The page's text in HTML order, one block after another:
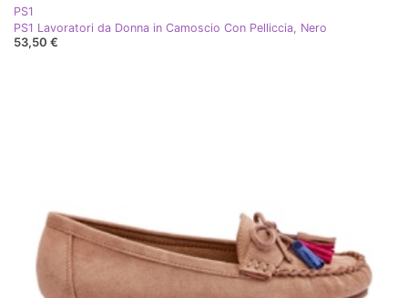
PS1
PS1 Lavoratori da Donna in Camoscio Con Pelliccia, Nero
53,50 €